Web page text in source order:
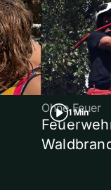
1 Min
Ohne Feuer